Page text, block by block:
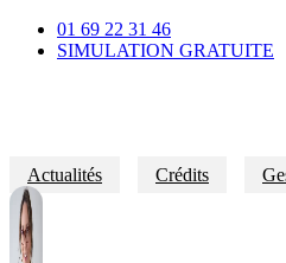
01 69 22 31 46
SIMULATION GRATUITE
Actualités Crédits